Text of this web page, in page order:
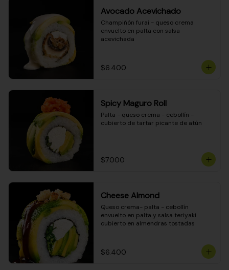
Avocado Acevichado
Champiñón furai - queso crema
envuelto en palta con salsa
acevichada
$6.400
Spicy Maguro Roll
Palta - queso crema - cebollín -
cubierto de tartar picante de atún
$7.000
Cheese Almond
Queso crema- palta - cebollín
envuelto en palta y salsa teriyaki
cubierto en almendras tostadas
$6.400